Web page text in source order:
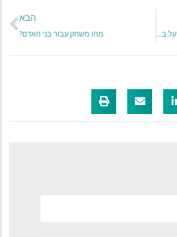
הבא
מהו משחק עבור בני האדם?